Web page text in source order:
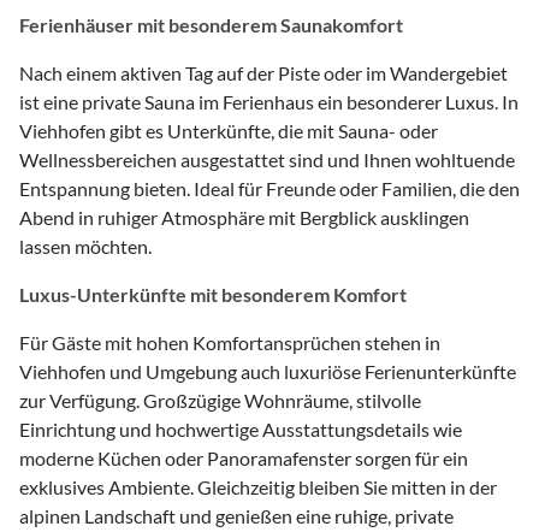
Ferienhäuser mit besonderem Saunakomfort
Nach einem aktiven Tag auf der Piste oder im Wandergebiet
ist eine private Sauna im Ferienhaus ein besonderer Luxus. In
Viehhofen gibt es Unterkünfte, die mit Sauna- oder
Wellnessbereichen ausgestattet sind und Ihnen wohltuende
Entspannung bieten. Ideal für Freunde oder Familien, die den
Abend in ruhiger Atmosphäre mit Bergblick ausklingen
lassen möchten.
Luxus-Unterkünfte mit besonderem Komfort
Für Gäste mit hohen Komfortansprüchen stehen in
Viehhofen und Umgebung auch luxuriöse Ferienunterkünfte
zur Verfügung. Großzügige Wohnräume, stilvolle
Einrichtung und hochwertige Ausstattungsdetails wie
moderne Küchen oder Panoramafenster sorgen für ein
exklusives Ambiente. Gleichzeitig bleiben Sie mitten in der
alpinen Landschaft und genießen eine ruhige, private